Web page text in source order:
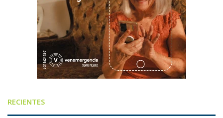
RECIENTES